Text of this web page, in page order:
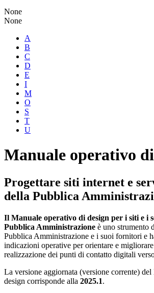
None
None
A
B
C
D
E
I
M
O
S
T
U
Manuale operativo
Progettare siti internet e
della Pubblica
Il Manuale operativo di design per i siti e i
Pubblica Amministrazione è uno strumento
Pubblica Amministrazione e i suoi fornitori e
indicazioni operative per orientare e
realizzazione dei punti di contatto digitali
La versione aggiornata (versione corrente)
design corrisponde alla 2025.1.